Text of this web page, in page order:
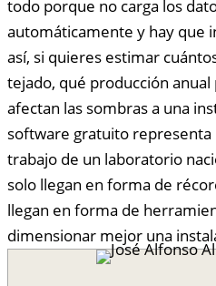
todo porque no carga los
automáticamente y hay que
así, si quieres estimar
tejado, qué producción
afectan las sombras a una
software gratuito representa
trabajo de un laboratorio
solo llegan en forma de
llegan en forma de
dimensionar mejor una